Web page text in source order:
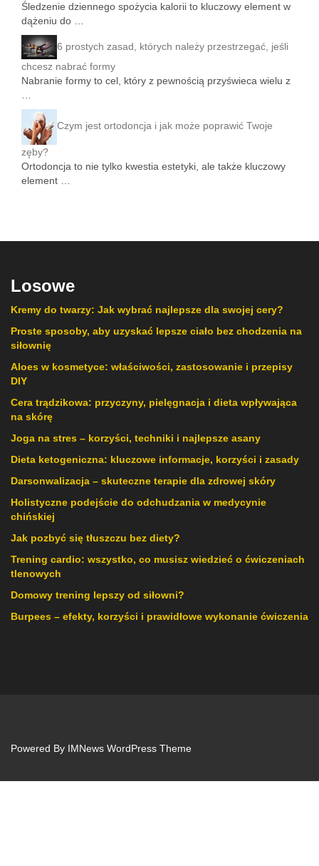
Śledzenie dziennego spożycia kalorii to kluczowy element w
dążeniu do …
6 prostych zasad, których należy przestrzegać, jeśli
chcesz nabrać formy
Nabranie formy to cel, który z pewnością przyświeca wielu z
Czym jest ortodoncja i jak może poprawić Twoje
zęby?
Ortodoncja to nie tylko kwestia estetyki, ale także kluczowy
element …
Losowe
Kremy do twarzy: Jak wybrać najlepsze dla swojej cery?
Proste sposoby, aby uzyskać lepsze ciało bez chodzenia na
siłownię
Aloes w kosmetyce: właściwości, zastosowanie i przepisy
DIY
Cera trądzikowa: przyczyny, pielęgnacja i dieta wpływająca
na skórę
Joga na stres – korzyści, techniki i najlepsze asany
Dieta ketogeniczna: kluczowe informacje, korzyści i zasady
Darsonwalizacja – skuteczne terapie dla zdrowej skóry
Holistyczne podejście do odchudzania w medycynie
chińskiej
Jak pozbyć się tłuszczu bez diety?
Trening cardio: wszystko, co musisz wiedzieć o ćwiczeniach
tlenowych
Domowy trening lepszy od siłowni?
Burpees – efekty, korzyści i prawidłowe wykonanie ćwiczenia
Powered By IMNews WordPress Theme